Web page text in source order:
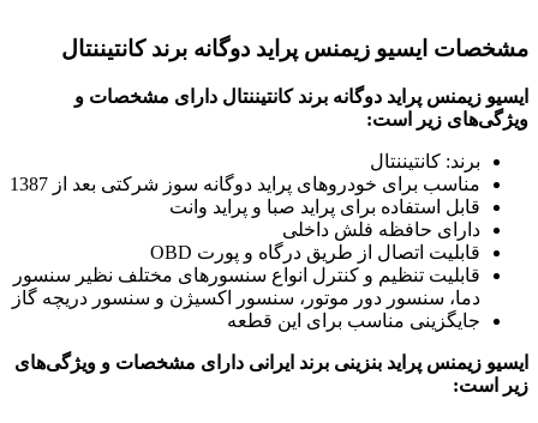
مشخصات ایسیو زیمنس پراید دوگانه برند کانتیننتال
ایسیو زیمنس پراید دوگانه برند کانتیننتال دارای مشخصات و
ویژگی‌های زیر است:
برند: کانتیننتال
مناسب برای خودروهای پراید دوگانه سوز شرکتی بعد از 1387
قابل استفاده برای پراید صبا و پراید وانت
دارای حافظه فلش داخلی
قابلیت اتصال از طریق درگاه و پورت OBD
قابلیت تنظیم و کنترل انواع سنسورهای مختلف نظیر سنسور
دما، سنسور دور موتور، سنسور اکسیژن و سنسور دریچه گاز
جایگزینی مناسب برای این قطعه
ایسیو زیمنس پراید بنزینی برند ایرانی دارای مشخصات و ویژگی‌های
زیر است: